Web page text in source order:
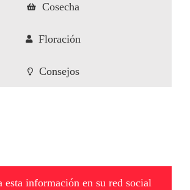
Cosecha
Floración
Consejos
esta información en su red social